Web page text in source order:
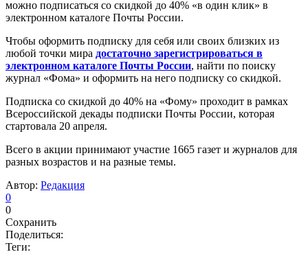
можно подписаться со скидкой до 40% «в один клик» в
электронном каталоге Почты России.
Чтобы оформить подписку для себя или своих близких из
любой точки мира достаточно зарегистрироваться в
электронном каталоге Почты России, найти по поиску
журнал «Фома» и оформить на него подписку со скидкой.
Подписка со скидкой до 40% на «Фому» проходит в рамках
Всероссийской декады подписки Почты России, которая
стартовала 20 апреля.
Всего в акции принимают участие 1665 газет и журналов для
разных возрастов и на разные темы.
Автор: Редакция
0
0
Сохранить
Поделиться:
Теги: